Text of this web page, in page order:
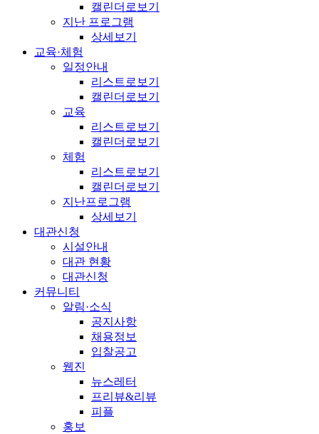
캘린더로보기
지난 프로그램
상세보기
교육·체험
일정안내
리스트로보기
캘린더로보기
교육
리스트로보기
캘린더로보기
체험
리스트로보기
캘린더로보기
지난프로그램
상세보기
대관신청
시설안내
대관 현황
대관신청
커뮤니티
알림·소식
공지사항
채용정보
입찰공고
웹진
뉴스레터
프리뷰&리뷰
피플
홍보